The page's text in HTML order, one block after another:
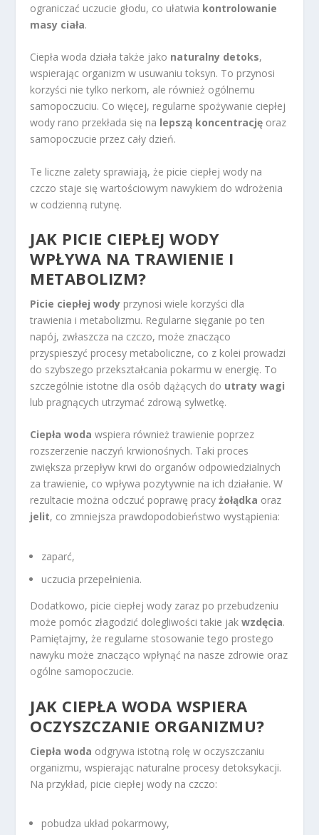
ograniczać uczucie głodu, co ułatwia kontrolowanie
masy ciała.
Ciepła woda działa także jako naturalny detoks,
wspierając organizm w usuwaniu toksyn. To przynosi
korzyści nie tylko nerkom, ale również ogólnemu
samopoczuciu. Co więcej, regularne spożywanie ciepłej
wody rano przekłada się na lepszą koncentrację oraz
samopoczucie przez cały dzień.
Te liczne zalety sprawiają, że picie ciepłej wody na
czczo staje się wartościowym nawykiem do wdrożenia
w codzienną rutynę.
JAK PICIE CIEPŁEJ WODY
WPŁYWA NA TRAWIENIE I
METABOLIZM?
Picie ciepłej wody przynosi wiele korzyści dla
trawienia i metabolizmu. Regularne sięganie po ten
napój, zwłaszcza na czczo, może znacząco
przyspieszyć procesy metaboliczne, co z kolei prowadzi
do szybszego przekształcania pokarmu w energię. To
szczególnie istotne dla osób dążących do utraty wagi
lub pragnących utrzymać zdrową sylwetkę.
Ciepła woda wspiera również trawienie poprzez
rozszerzenie naczyń krwionośnych. Taki proces
zwiększa przepływ krwi do organów odpowiedzialnych
za trawienie, co wpływa pozytywnie na ich działanie. W
rezultacie można odczuć poprawę pracyżołądka oraz
jelit, co zmniejsza prawdopodobieństwo wystąpienia:
zaparć,
uczucia przepełnienia.
Dodatkowo, picie ciepłej wody zaraz po przebudzeniu
może pomóc złagodzić dolegliwości takie jakwzdęcia.
Pamiętajmy, że regularne stosowanie tego prostego
nawyku może znacząco wpłynąć na nasze zdrowie oraz
ogólne samopoczucie.
JAK CIEPŁA WODA WSPIERA
OCZYSZCZANIE ORGANIZMU?
Ciepła woda odgrywa istotną rolę w oczyszczaniu
organizmu, wspierając naturalne procesy detoksykacji.
Na przykład, picie ciepłej wody na czczo:
pobudza układ pokarmowy,